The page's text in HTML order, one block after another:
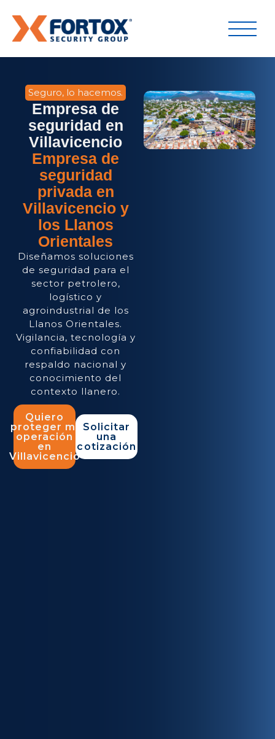
Seguro, lo hacemos.
Empresa de
seguridad en
Villavicencio
Empresa de
seguridad
privada en
Villavicencio y
los Llanos
Orientales
Diseñamos soluciones
de seguridad para el
sector petrolero,
logístico y
agroindustrial de los
Llanos Orientales.
Vigilancia, tecnología y
confiabilidad con
respaldo nacional y
conocimiento del
contexto llanero.
Quiero
proteger mi
operación
en
Villavicencio
Solicitar
una
cotización